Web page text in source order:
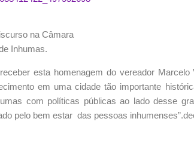
na Câmara
Inhumas.
esta homenagem do vereador Marcelo
em uma cidade tão importante
com políticas públicas ao lado desse
pelo bem estar das pessoas